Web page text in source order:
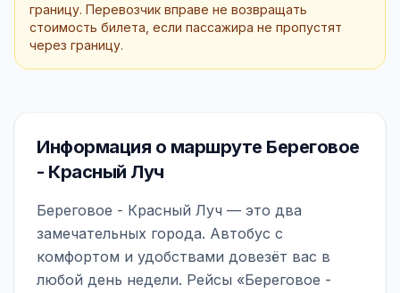
границу. Перевозчик вправе не возвращать
стоимость билета, если пассажира не пропустят
через границу.
Информация о маршруте Береговое
- Красный Луч
Береговое - Красный Луч — это два
замечательных города. Автобус с
комфортом и удобствами довезёт вас в
любой день недели. Рейсы «Береговое -